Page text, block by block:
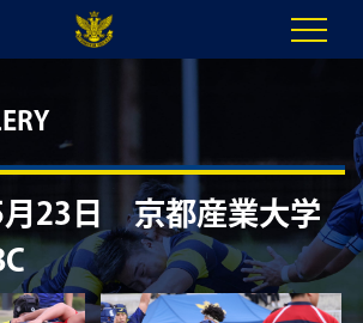
月23日 京都産業大学